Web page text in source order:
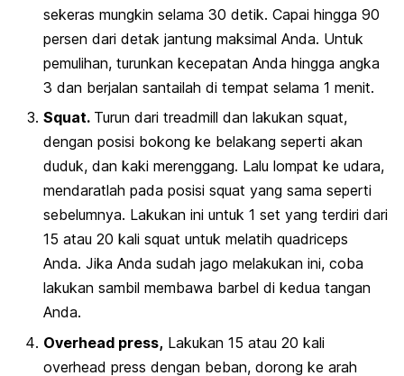
sekeras mungkin selama 30 detik. Capai hingga 90
persen dari detak jantung maksimal Anda. Untuk
pemulihan, turunkan kecepatan Anda hingga angka
3 dan berjalan santailah di tempat selama 1 menit.
Squat. Turun dari treadmill dan lakukan squat,
dengan posisi bokong ke belakang seperti akan
duduk, dan kaki merenggang. Lalu lompat ke udara,
mendaratlah pada posisi squat yang sama seperti
sebelumnya. Lakukan ini untuk 1 set yang terdiri dari
15 atau 20 kali squat untuk melatih quadriceps
Anda. Jika Anda sudah jago melakukan ini, coba
lakukan sambil membawa barbel di kedua tangan
Anda.
Overhead press, Lakukan 15 atau 20 kali
overhead press dengan beban, dorong ke arah